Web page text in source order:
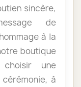
sincère,
de
à la
boutique
une
à